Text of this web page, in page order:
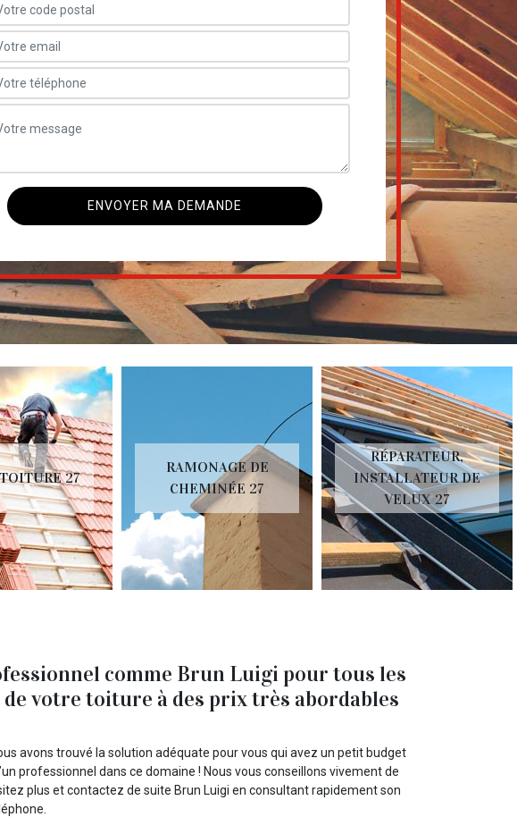
27
RAMONAGE DE
CHEMINÉE 27
RÉPARATEUR,
INSTALLATEUR DE
VELUX 27
comme Brun Luigi pour tous les
votre toiture à des prix très abordables
avons trouvé la solution adéquate pour vous qui avez un petit budget
professionnel dans ce domaine ! Nous vous conseillons vivement de
plus et contactez de suite Brun Luigi en consultant rapidement son